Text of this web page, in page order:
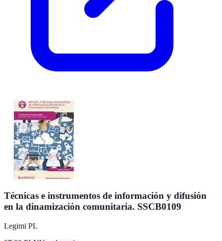
Técnicas e instrumentos de información y difusión
en la dinamización comunitaria. SSCB0109
Legimi PL